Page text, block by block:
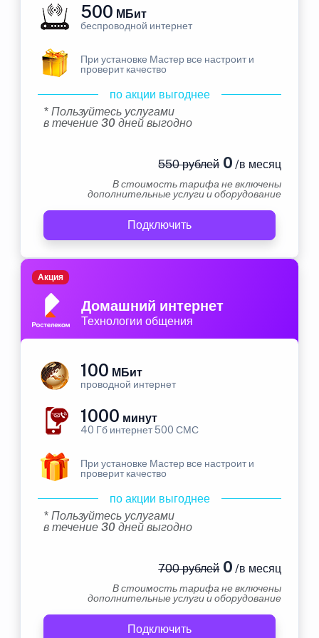
500 МБит
беспроводной интернет
При установке Мастер все настроит и
проверит качество
по акции выгоднее
* Пользуйтесь услугами
в течение 30 дней выгодно
550 рублей0 /в месяц
В стоимость тарифа не включены
дополнительные услуги и оборудование
Подключить
Домашний интернет
Технологии общения
Акция
100 МБит
проводной интернет
1000 минут
40 Гб интернет 500 СМС
При установке Мастер все настроит и
проверит качество
по акции выгоднее
* Пользуйтесь услугами
в течение 30 дней выгодно
700 рублей0 /в месяц
В стоимость тарифа не включены
дополнительные услуги и оборудование
Подключить